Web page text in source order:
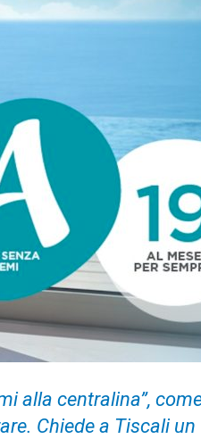
alla centralina”,
Chiede a Tiscali un